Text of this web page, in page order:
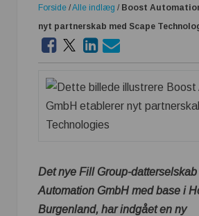
Forside /Alle indlæg / Boost
nyt partnerskab med Scape
Det nye Fill Group-
Automation GmbH med base i
Burgenland, har indgået en ny